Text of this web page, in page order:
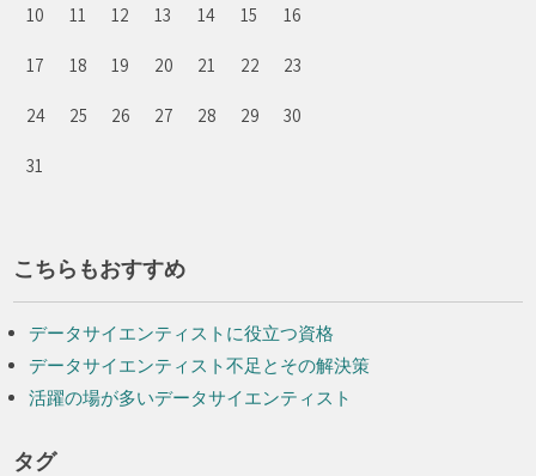
10 11 12 13 14 15 16
17 18 19 20 21 22 23
24 25 26 27 28 29 30
31
こちらもおすすめ
データサイエンティストに役立つ資格
データサイエンティスト不足とその解決策
活躍の場が多いデータサイエンティスト
タグ